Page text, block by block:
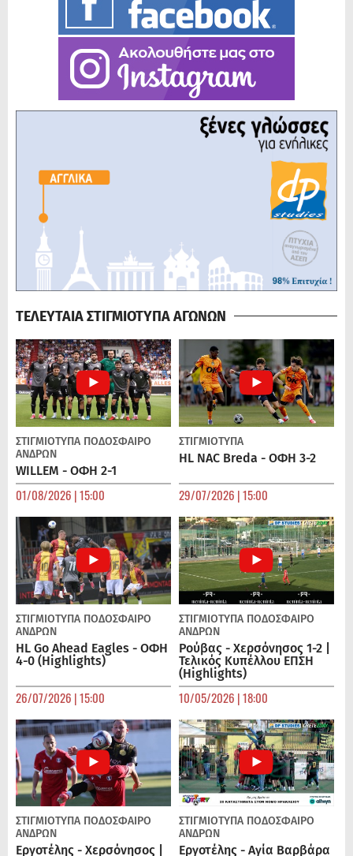
ΤΕΛΕΥΤΑΙΑ ΣΤΙΓΜΙΟΤΥΠΑ ΑΓΩΝΩΝ
ΣΤΙΓΜΙΟΤΥΠΑ ΠΟΔΌΣΦΑΙΡΟ
ΑΝΔΡΏΝ
WILLEM - ΟΦΗ 2-1
01/08/2026 | 15:00
ΣΤΙΓΜΙΟΤΥΠΑ
HL NAC Breda - ΟΦΗ 3-2
29/07/2026 | 15:00
ΣΤΙΓΜΙΟΤΥΠΑ ΠΟΔΌΣΦΑΙΡΟ
ΑΝΔΡΏΝ
HL Go Ahead Eagles - ΟΦΗ
4-0 (Highlights)
26/07/2026 | 15:00
ΣΤΙΓΜΙΟΤΥΠΑ ΠΟΔΌΣΦΑΙΡΟ
ΑΝΔΡΏΝ
Ρούβας - Χερσόνησος 1-2 |
Τελικός Κυπέλλου ΕΠΣΗ
(Highlights)
10/05/2026 | 18:00
ΣΤΙΓΜΙΟΤΥΠΑ ΠΟΔΌΣΦΑΙΡΟ
ΑΝΔΡΏΝ
Εργοτέλης - Χερσόνησος |
ΣΤΙΓΜΙΟΤΥΠΑ ΠΟΔΌΣΦΑΙΡΟ
ΑΝΔΡΏΝ
Εργοτέλης - Αγία Βαρβάρα